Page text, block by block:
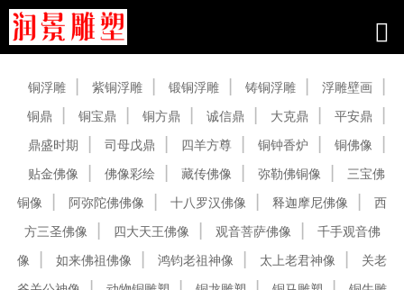
铜浮雕 紫铜浮雕 锻铜浮雕 铸铜浮雕
浮雕壁画
铜鼎
铜宝鼎 铜方鼎 诚信鼎 大克鼎
平安鼎
鼎盛时期
司母戊鼎 四羊方尊 铜钟香炉
铜佛像
贴金佛像
佛像彩绘 藏传佛像 弥勒佛铜像
三宝佛
铜像
阿弥陀佛佛像 十八罗汉佛像 释迦摩尼佛像
西
方三圣佛像
四大天王佛像 观音菩萨佛像
千手观音佛
像
如来佛祖佛像 鸿钧老祖神像 太上老君神像
关老